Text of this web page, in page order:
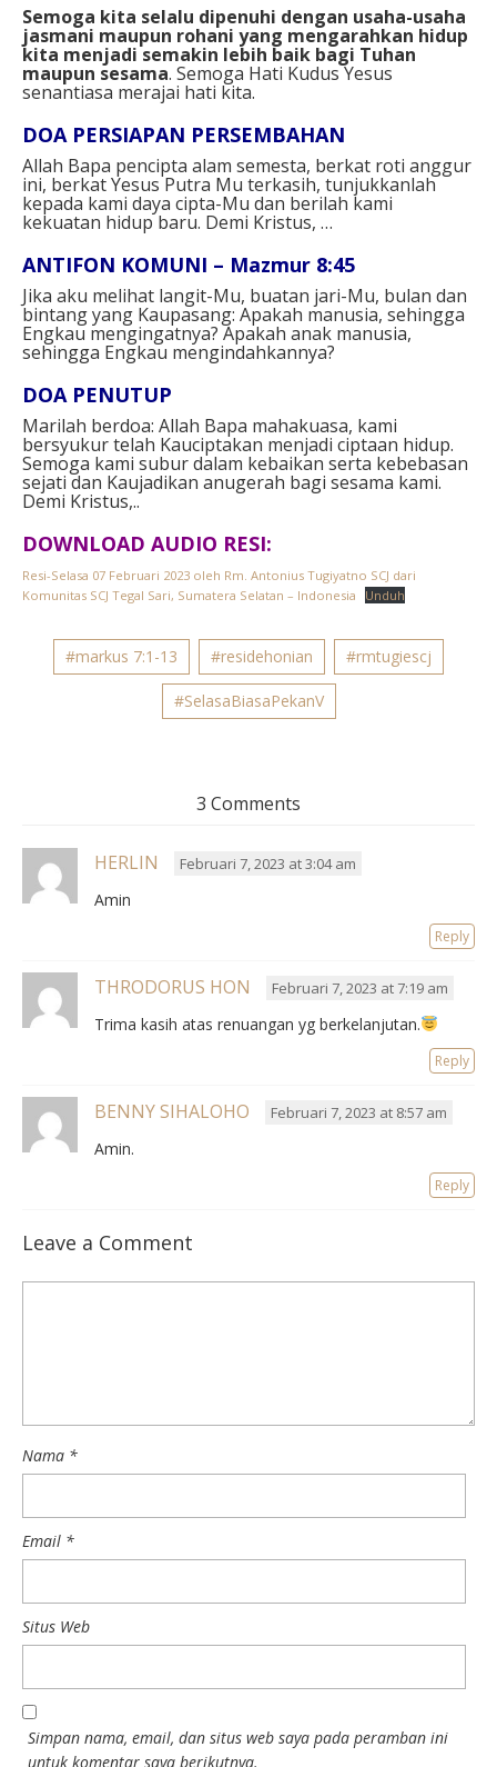
Semoga kita selalu dipenuhi dengan usaha-usaha
jasmani maupun rohani yang mengarahkan hidup
kita menjadi semakin lebih baik bagi Tuhan
maupun sesama. Semoga Hati Kudus Yesus
senantiasa merajai hati kita.
DOA PERSIAPAN PERSEMBAHAN⁣
Allah Bapa pencipta alam semesta, berkat roti anggur
ini, berkat Yesus Putra Mu terkasih, tunjukkanlah
kepada kami daya cipta-Mu dan berilah kami
kekuatan hidup baru. Demi Kristus, …⁣⁣
ANTIFON KOMUNI – Mazmur 8:45
Jika aku melihat langit-Mu, buatan jari-Mu, bulan dan
bintang yang Kaupasang: Apakah manusia, sehingga
Engkau mengingatnya? Apakah anak manusia,
sehingga Engkau mengindahkannya?⁣⁣
DOA PENUTUP⁣
Marilah berdoa: Allah Bapa mahakuasa, kami
bersyukur telah Kauciptakan menjadi ciptaan hidup.
Semoga kami subur dalam kebaikan serta kebebasan
sejati dan Kaujadikan anugerah bagi sesama kami.
Demi Kristus,..
DOWNLOAD AUDIO RESI:
Resi-Selasa 07 Februari 2023 oleh Rm. Antonius Tugiyatno SCJ dari
Komunitas SCJ Tegal Sari, Sumatera Selatan – Indonesia
Unduh
#markus 7:1-13 #residehonian #rmtugiescj
#SelasaBiasaPekanV
3 Comments
HERLIN Februari 7, 2023 at 3:04 am
Amin
Reply
THRODORUS HON Februari 7, 2023 at 7:19 am
Trima kasih atas renuangan yg berkelanjutan.
Reply
BENNY SIHALOHO Februari 7, 2023 at 8:57 am
Amin.
Reply
Leave a Comment
Nama *
Email *
Situs Web
Simpan nama, email, dan situs web saya pada peramban ini
untuk komentar saya berikutnya.